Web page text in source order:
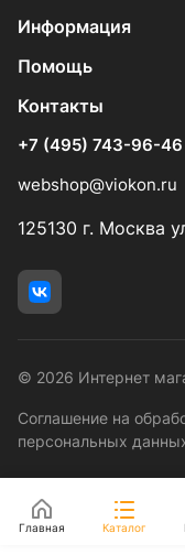
Информация
Помощь
Контакты
+7 (495) 743-96-46
webshop@viokon.ru
125130 г. Москва
© 2026 Интернет
Соглашение на
персональных
Главная Каталог